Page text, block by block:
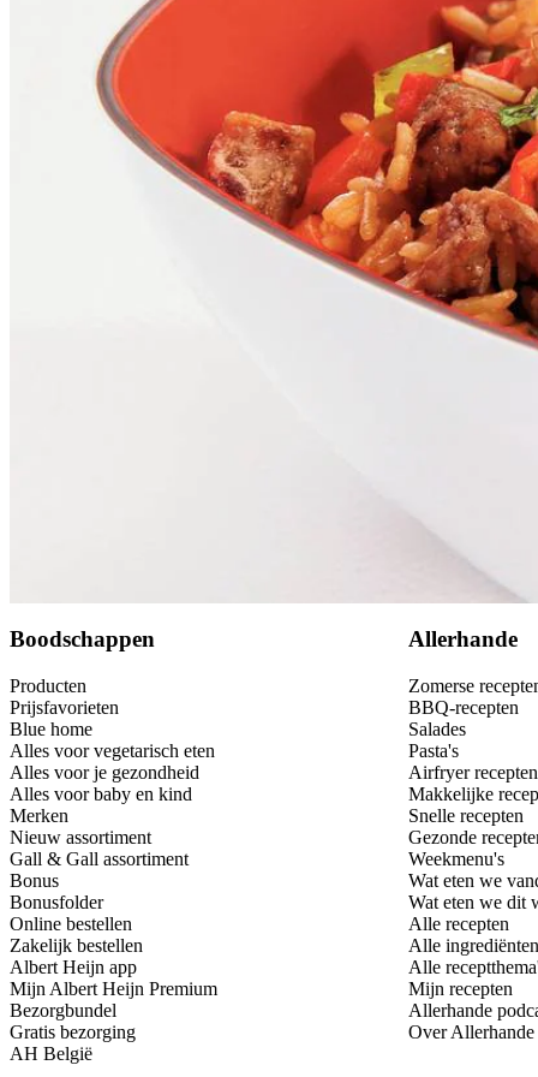
eetlepelszonnebloemolie
schaaltjesnasi/bamivlees
ketjap manis
Boodschappen
Producten
Prijsfavorieten
Blue home
Alles voor vegetarisch eten
Alles voor je gezondheid
Alles voor baby en kind
Merken
Nieuw assortiment
Gall & Gall assortiment
Bonus
Bonusfolder
Online bestellen
Zakelijk bestellen
Albert Heijn app
Mijn Albert Heijn Premium
Bezorgbundel
Gratis bezorging
AH België
Allerhande
Zomerse
BBQ-recepten
Salades
Pasta's
Airfryer recepten
Makkelijke
Snelle recepten
Gezonde
Weekmenu's
Wat eten we
Wat eten we dit
Alle recepten
Alle ingrediënten
Alle
Mijn recepten
Allerhande
Over Allerhande